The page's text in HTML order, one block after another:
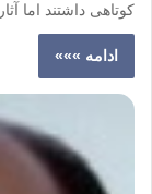
کوتاهی داشتند اما
ادامه »»»